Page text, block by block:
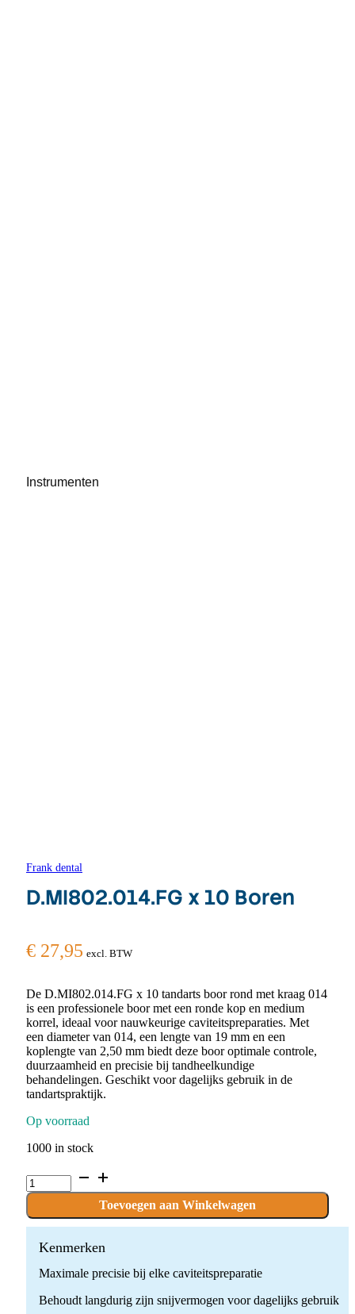
Instrumenten
Frank dental
D.MI802.014.FG x 10 Boren
€ 27,95 excl. BTW
De D.MI802.014.FG x 10 tandarts boor rond met kraag 014
is een professionele boor met een ronde kop en medium
korrel, ideaal voor nauwkeurige caviteitspreparaties. Met
een diameter van 014, een lengte van 19 mm en een
koplengte van 2,50 mm biedt deze boor optimale controle,
duurzaamheid en precisie bij tandheelkundige
behandelingen. Geschikt voor dagelijks gebruik in de
tandartspraktijk.
Op voorraad
1000 in stock
D.MI802.014.FG
x
Boren
quantity
Toevoegen aan Winkelwagen
Kenmerken
Maximale precisie bij elke caviteitspreparatie
Behoudt langdurig zijn snijvermogen voor dagelijks gebruik